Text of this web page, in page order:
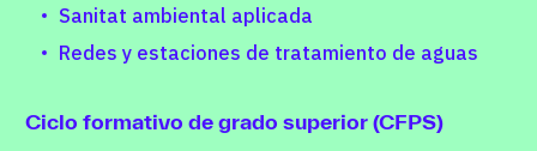
Sanitat ambiental aplicada
Redes y estaciones de tratamiento de aguas
Ciclo formativo de grado superior (CFPS)